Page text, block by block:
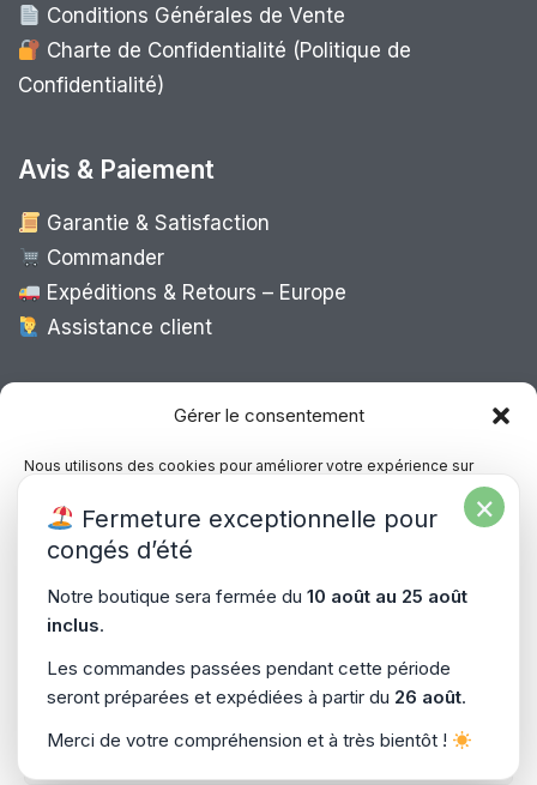
Gérer le consentement
Nous utilisons des cookies pour améliorer votre expérience sur
notre site, analyser le trafic et proposer des contenus personnalisés.
Vous pouvez accepter, refuser ou gérer vos préférences à tout
moment.
Gérer les services
Accepter
Conditions Générales de Vente
Charte de Confidentialité (Politique de
Confidentialité)
Avis & Paiement
Garantie & Satisfaction
Commander
Expéditions & Retours – Europe
Assistance client
Expédition Europe
Livraison rapide dans toute l’Europe via
“ Mondial Relay
Copyright © 2026PiecesPC.fr| Développement & Design
×
Fermeture exceptionnelle pour
congés d’été
Notre boutique sera fermée du 10 août au 25 août
inclus.
Les commandes passées pendant cette période
seront préparées et expédiées à partir du 26 août.
Merci de votre compréhension et à très bientôt !